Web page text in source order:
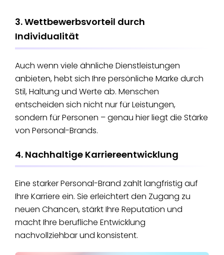
3. Wettbewerbsvorteil durch
Individualität
Auch wenn viele ähnliche Dienstleistungen
anbieten, hebt sich Ihre persönliche Marke durch
Stil, Haltung und Werte ab. Menschen
entscheiden sich nicht nur für Leistungen,
sondern für Personen – genau hier liegt die Stärke
von Personal-Brands.
4. Nachhaltige Karriereentwicklung
Eine starker Personal-Brand zahlt langfristig auf
Ihre Karriere ein. Sie erleichtert den Zugang zu
neuen Chancen, stärkt Ihre Reputation und
macht Ihre berufliche Entwicklung
nachvollziehbar und konsistent.